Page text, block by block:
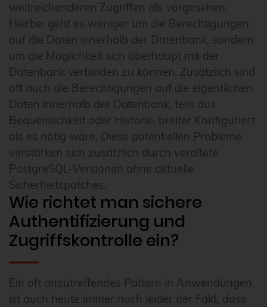
weitreichenderen Zugriffen als vorgesehen.
Hierbei geht es weniger um die Berechtigungen
auf die Daten innerhalb der Datenbank, sondern
um die Möglichkeit sich überhaupt mit der
Datenbank verbinden zu können. Zusätzlich sind
oft auch die Berechtigungen auf die eigentlichen
Daten innerhalb der Datenbank, teils aus
Bequemlichkeit oder Historie, breiter Konfiguriert
als es nötig wäre. Diese potentiellen Probleme
verstärken sich zusätzlich durch veraltete
PostgreSQL-Versionen ohne aktuelle
Sicherheitspatches.
Wie richtet man sichere
Authentifizierung und
Zugriffskontrolle ein?
Ein oft anzutreffendes Pattern in Anwendungen
ist auch heute immer noch leider der Fakt, dass